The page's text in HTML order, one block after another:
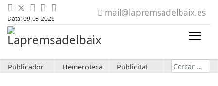
Data: 09-08-2026
mail@lapremsadelbaix.es
Publicador Hemeroteca Publicitat Cerca